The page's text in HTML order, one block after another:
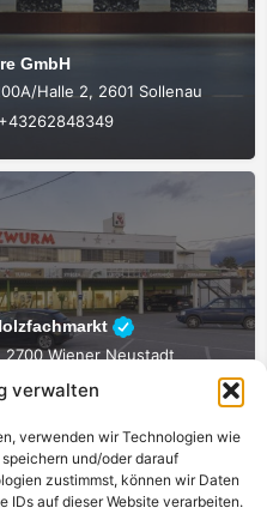
verwalten
verwenden wir Technologien wie
und/oder darauf
zustimmst, können wir Daten
IDs auf dieser Website verarbeiten.
GmbH
Halle 2, 2601 Sollenau
+43262848349
2700 Wiener Neustadt
+43 2622 212120